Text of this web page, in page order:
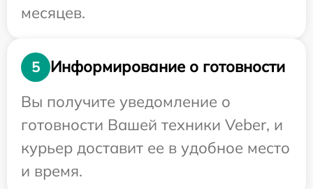
месяцев.
5
Информирование о готовности
Вы получите уведомление о
готовности Вашей техники Veber, и
курьер доставит ее в удобное место
и время.